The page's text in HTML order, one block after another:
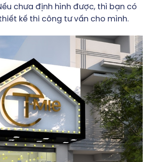
chưa định hình được, thì bạn có
kế thi công tư vấn cho mình.